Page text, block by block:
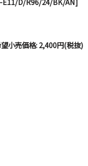
小売価格: 2,400円(税抜)